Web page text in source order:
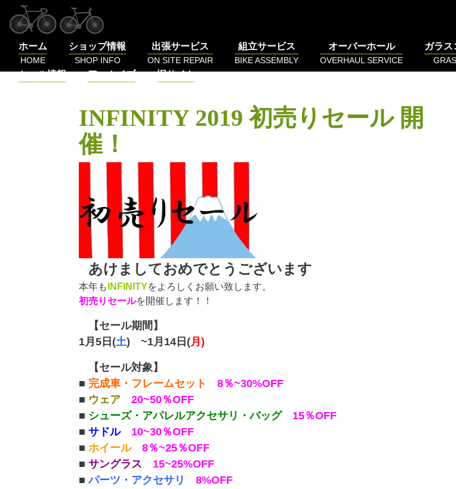
ホーム
HOME
ショップ情報
SHOP INFO
出張サービス
ON SITE REPAIR
組立サービス
BIKE ASSEMBLY
オーバーホール
OVERHAUL SERVICE
ガラス
セール情報 アーカイブ 旧サイト
INFINITY 2019 初売りセール 開
催！
あけましておめでとうございます
本年も INFINITYをよろしくお願い致します。
初売りセールを開催します！！
【セール期間】
1月5日(土) ~1月14日(月)
【セール対象】
■ 完成車・フレームセット
8％~30%OFF
■ ウェア
20~50％OFF
■ シューズ・アパレルアクセサリ・バッグ
15％OFF
■ サドル
10~30％OFF
■ ホイール
8％~25％OFF
■ サングラス
15~25%OFF
■パーツ・アクセサリ 8%OFF